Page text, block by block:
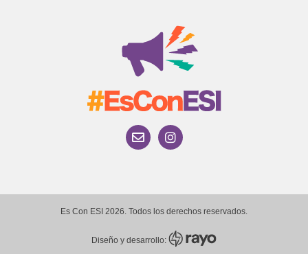
Es Con ESI 2026. Todos los derechos reservados.
Diseño y desarrollo: